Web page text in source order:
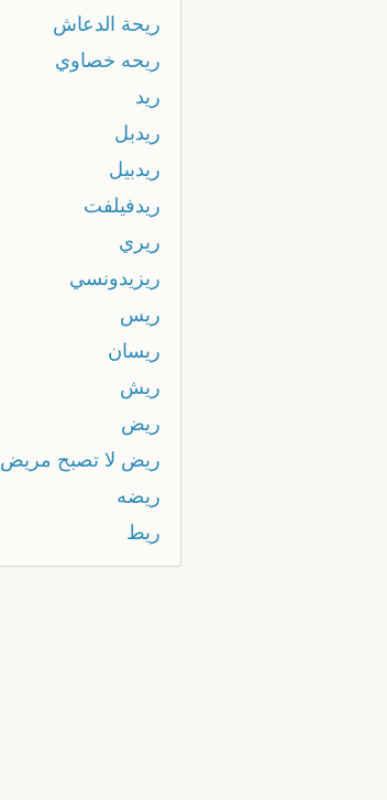
ريحة الدعاش
ريحه خصاوي
ريد
ريدبل
ريدبيل
ريدفيلفت
ريري
ريزيدونسي
ريس
ريسان
ريش
ريض
ريض لا تصبح مريض
ريضه
ريط